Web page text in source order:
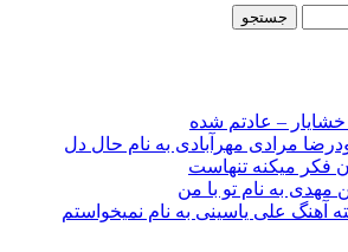
خشایار – عادتم شده
مرادی مهرآبادی به نام حال دل
فکر میکنه تنهاست
مهدی به نام تو با من
آهنگ علی یاسینی به نام نمیخواستم